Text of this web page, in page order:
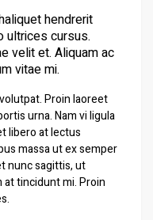
hendrerit
ultrices cursus.
velit et. Aliquam ac
vitae mi.
Proin laoreet
urna. Nam vi ligula
libero at lectus
massa ut ex semper
nunc sagittis, ut
at tincidunt mi. Proin